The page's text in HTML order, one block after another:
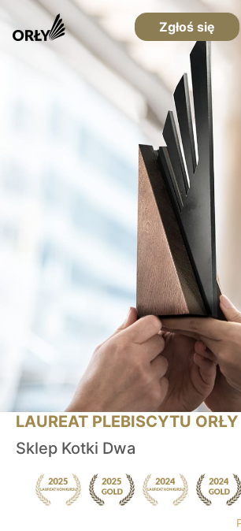
Zgłoś się
LAUREAT PLEBISCYTU ORŁY
Sklep Kotki Dwa